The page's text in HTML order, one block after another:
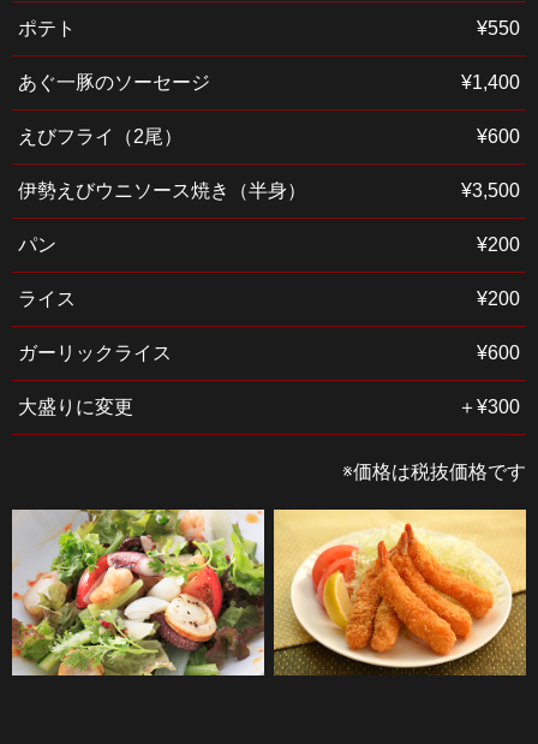
ポテト ¥550
あぐ一豚のソーセージ ¥1,400
えびフライ（2尾） ¥600
伊勢えびウニソース焼き（半身） ¥3,500
パン ¥200
ライス ¥200
ガーリックライス ¥600
大盛りに変更 ＋¥300
※価格は税抜価格です